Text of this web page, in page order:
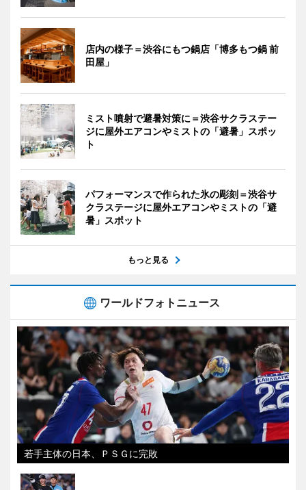
店内の様子＝渋谷にもつ鍋店「博多もつ鍋 前
田屋」
ミスト噴射で避暑対策に＝渋谷サクラステー
ジに屋外エアコンやミストの「避暑」スポッ
ト
パフォーマンスで作られた氷の彫刻＝渋谷サ
クラステージに屋外エアコンやミストの「避
暑」スポット
もっと見る
ワールドフォトニュース
若手主体の日本、ＰＳＧに完敗